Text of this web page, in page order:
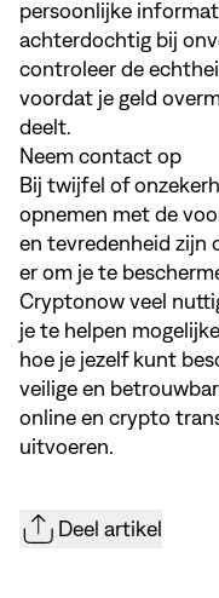
persoonlijke
achterdochtig bij
controleer de
voordat je geld
deelt.
Neem contact op
Bij twijfel of
opnemen met de
en tevredenheid zijn
er om je te
Cryptonow veel
je te helpen
hoe je jezelf kunt
veilige en
online en crypto
uitvoeren.
Deel artikel